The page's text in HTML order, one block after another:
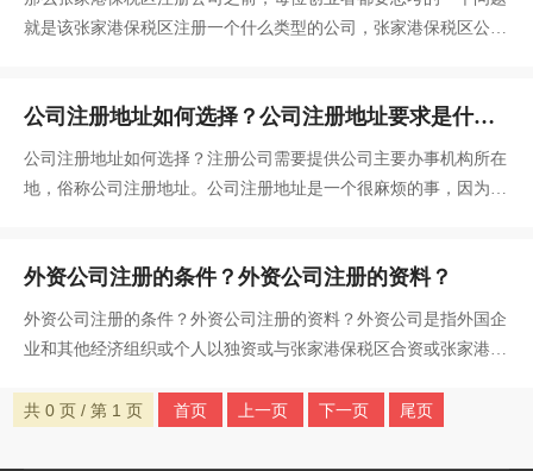
就是该张家港保税区注册一个什么类型的公司，张家港保税区公司
公司注册地址如何选择？公司注册地址要求是什
么？
公司注册地址如何选择？注册公司需要提供公司主要办事机构所在
地，俗称公司注册地址。公司注册地址是一个很麻烦的事，因为有
外资公司注册的条件？外资公司注册的资料？
外资公司注册的条件？外资公司注册的资料？外资公司是指外国企
业和其他经济组织或个人以独资或与张家港保税区合资或张家港保
责任的企业法人。
共 0 页 / 第 1 页 首页 上一页 下一页 尾页